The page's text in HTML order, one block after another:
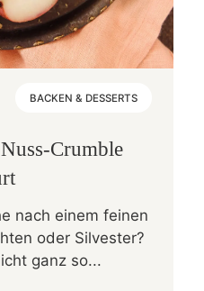
BACKEN & DESSERTS
Crumble
nach einem feinen
oder Silvester?
ganz so...